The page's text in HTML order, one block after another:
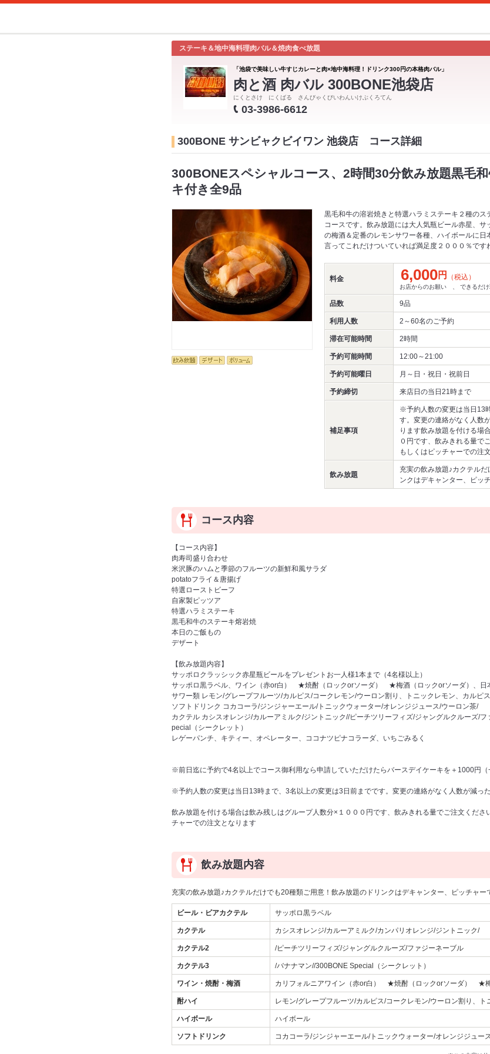
ステーキ＆地中海料理肉バル＆焼肉食べ放題
「池袋で美味しい牛すじカレーと肉×地中海料理！ドリンク300円の本格肉バル」
肉と酒 肉バル 300BONE池袋店
にくとさけ にくばる さんびゃくびいわんいけぶくろてん
03-3986-6612
300BONE サンビャクビイワン 池袋店 コース詳細
300BONEスペシャルコース、2時間30分飲み放題黒毛
キ付き全9品
黒毛和牛の溶岩焼きと特選ハラミステーキ２種の
コースです。飲み放題には大人気瓶ビール赤星、
の梅酒＆定番のレモンサワー各種、ハイボールに
言ってこれだけついていれば満足度２０００％です
料金 6,000円 （税込）
お店からのお願い 、 できるだけ
品数 9品
利用人数 2～60名のご予約
滞在可能時間 2時間
予約可能時間 12:00～21:00
予約可能曜日 月～日・祝日・祝前日
予約締切 来店日の当日21時まで
補足事項
※予約人数の変更は当日13
す。変更の連絡がなく人数
ります飲み放題を付ける場
０円です、飲みきれる量で
もしくはピッチャーでの注
飲み放題
充実の飲み放題♪カクテル
ンクはデキャンター、ピッ
コース内容
【コース内容】
肉寿司盛り合わせ
米沢豚のハムと季節のフルーツの新鮮和風サラダ
potatoフライ＆唐揚げ
特選ローストビーフ
自家製ピッツア
特選ハラミステーキ
黒毛和牛のステーキ熔岩焼
本日のご飯もの
デザート
【飲み放題内容】
サッポロクラッシック赤星瓶ビールをプレゼントお一人様1本まで（4名様以上）
サッポロ黒ラベル、ワイン（赤or白） ★焼酎（ロックorソーダ） ★梅酒（ロックorソーダ）、日
サワー類 レモン/グレープフルーツ/カルピス/コークレモン/ウーロン割り、トニックレモン、カルピ
ソフトドリンク コカコーラ/ジンジャーエール/トニックウォーター/オレンジジュース/ウーロン茶/
カクテル カシスオレンジ/カルーアミルク/ジントニック//ピーチツリーフィズ/ジャングルクルーズ/
pecial（シークレット）
レゲーパンチ、キティー、オペレーター、ココナツピナコラーダ、いちごみるく
※前日迄に予約で4名以上でコース御利用なら申請していただけたらバースデイケーキを＋1000円（
※予約人数の変更は当日13時まで、3名以上の変更は3日前までです。変更の連絡がなく人数が減っ
飲み放題を付ける場合は飲み残しはグループ人数分×１０００円です、飲みきれる量でご注文くださ
チャーでの注文となります
飲み放題内容
充実の飲み放題♪カクテルだけでも20種類ご用意！飲み放題のドリンクはデキャンター、ピッチャー
ビール・ビアカクテル サッポロ黒ラベル
カクテル カシスオレンジ/カルーアミルク/カンパリオレンジ/ジントニック/
カクテル2 /ピーチツリーフィズ/ジャングルクルーズ/ファジーネーブル
カクテル3 /バナナマン//300BONE Special（シークレット）
ワイン・焼酎・梅酒 カリフォルニアワイン（赤or白） ★焼酎（ロックorソーダ） ★梅
酎ハイ レモン/グレープフルーツ/カルピス/コークレモン/ウーロン割り、
ハイボール ハイボール
ソフトドリンク コカコーラ/ジンジャーエール/トニックウォーター/オレンジジュー